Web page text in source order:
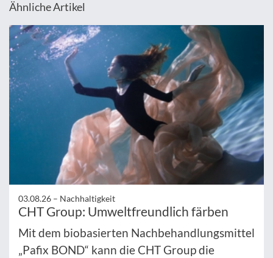
Ähnliche Artikel
03.08.26 – Nachhaltigkeit
CHT Group: Umweltfreundlich färben
Mit dem biobasierten Nachbehandlungsmittel
„Pafix BOND“ kann die CHT Group die